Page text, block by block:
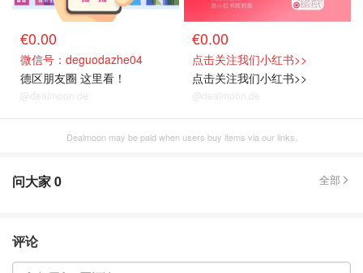
€0.00
微信号：deguodazhe04
德区朋友圈 这里看！
@dealmoon.de
€0.00
点击关注我们小红书>>
点击关注我们小红书>>
@dealmoon.de
Dealmoon may be paid when users buy items via our links.
问大家0 全部
评论